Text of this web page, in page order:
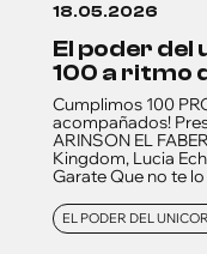
18.05.2026
el poder del unicornio 18/05/2026:
100 a ritmo
Cumplimos 100
acompañados!
ARINSON EL
Kingdom, Lucia
Garate Que no te
EL PODER DEL